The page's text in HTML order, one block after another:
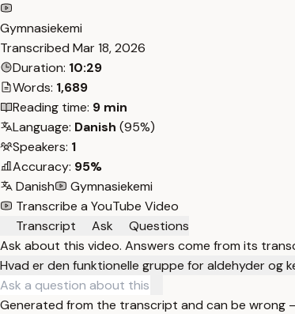
Gymnasiekemi
Transcribed Mar 18, 2026
Duration: 10:29
Words: 1,689
Reading time: 9 min
Language: Danish (95%)
Speakers: 1
Accuracy: 95%
Danish
Gymnasiekemi
Transcribe a YouTube Video
Transcript
Ask
Questions
Ask about this video. Answers come from its
Hvad er den funktionelle gruppe for aldehyder og
Generated from the transcript and can be wrong